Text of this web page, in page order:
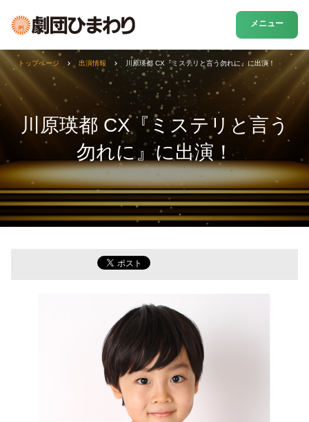
メニュー
川原瑛都 CX『ミステリと言う
勿れに』に出演！
トップページ 出演情報 川原瑛都 CX『ミステリと言う勿れに』に出演！